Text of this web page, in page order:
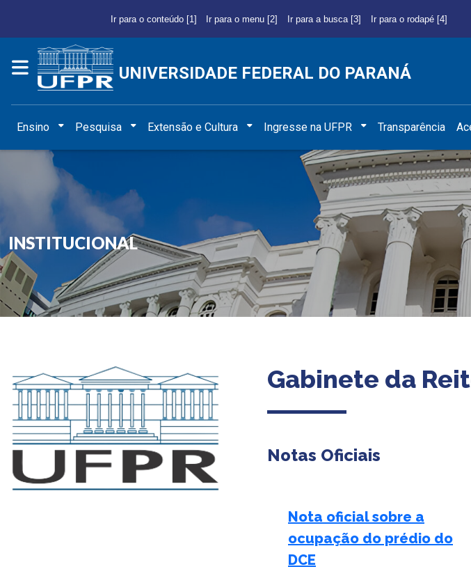
Ir para o conteúdo [1] Ir para o menu [2] Ir para a busca [3] Ir para o rodapé [4]
UNIVERSIDADE FEDERAL DO PARANÁ
Ensino Pesquisa Extensão e Cultura Ingresse na UFPR Transparência
INSTITUCIONAL
Gabinete da
Notas Oficiais
Nota oficial sobre a
ocupação do prédio do
DCE